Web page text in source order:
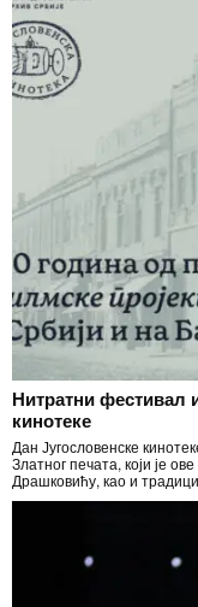
Нитратни фестивал
кинотеке
Дан Југословенске
Златног печата, који је
Драшковићу, као и